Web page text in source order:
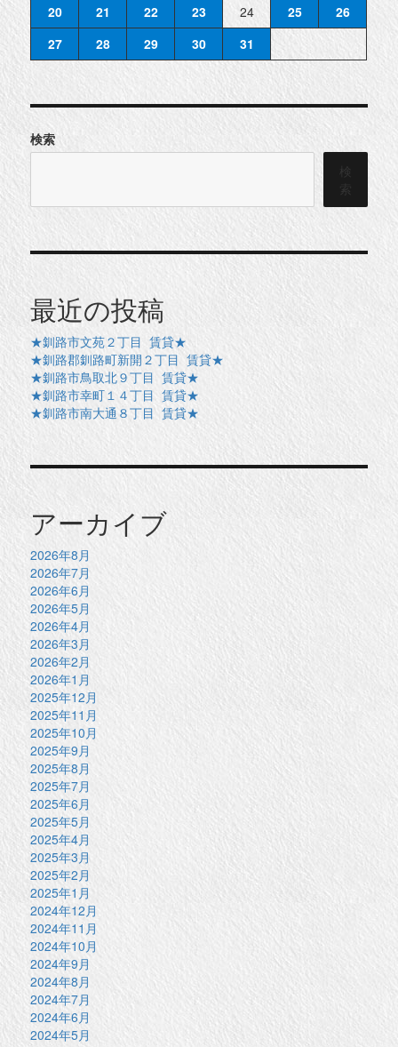
20 21 22 23 24 25
26
27
28 29 30 31
検索
検
索
最近の投稿
★釧路市文苑２丁目 賃貸★
★釧路郡釧路町新開２丁目 賃貸★
★釧路市鳥取北９丁目 賃貸★
★釧路市幸町１４丁目 賃貸★
★釧路市南大通８丁目 賃貸★
アーカイブ
2026年8月
2026年7月
2026年6月
2026年5月
2026年4月
2026年3月
2026年2月
2026年1月
2025年12月
2025年11月
2025年10月
2025年9月
2025年8月
2025年7月
2025年6月
2025年5月
2025年4月
2025年3月
2025年2月
2025年1月
2024年12月
2024年11月
2024年10月
2024年9月
2024年8月
2024年7月
2024年6月
2024年5月